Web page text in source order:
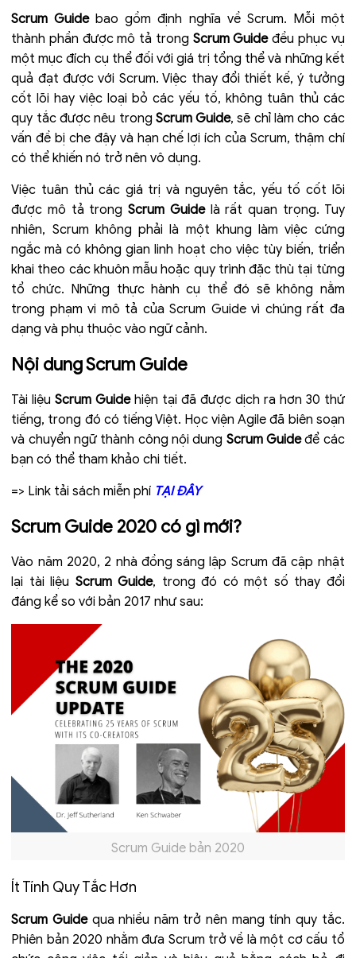
Scrum Guidebao gồm định nghĩa về Scrum. Mỗi một
thành phần được mô tả trong Scrum Guideđều phục vụ
một mục đích cụ thể đối với giá trị tổng thể và những kết
quả đạt được với Scrum. Việc thay đổi thiết kế, ý tưởng
cốt lõi hay việc loại bỏ các yếu tố, không tuân thủ các
quy tắc được nêu trong Scrum Guide, sẽ chỉ làm cho các
vấn đề bị che đậy và hạn chế lợi ích của Scrum, thậm chí
có thể khiến nó trở nên vô dụng.
Việc tuân thủ các giá trị và nguyên tắc, yếu tố cốt lõi
được mô tả trongScrum Guidelà rất quan trọng. Tuy
nhiên, Scrum không phải là một khung làm việc cứng
ngắc mà có không gian linh hoạt cho việc tùy biến, triển
khai theo các khuôn mẫu hoặc quy trình đặc thù tại từng
tổ chức. Những thực hành cụ thể đó sẽ không nằm
trong phạm vi mô tả của Scrum Guide vì chúng rất đa
dạng và phụ thuộc vào ngữ cảnh.
Nội dung Scrum Guide
Tài liệuScrum Guidehiện tại đã được dịch ra hơn 30 thứ
tiếng, trong đó có tiếng Việt. Học viện Agile đã biên soạn
và chuyển ngữ thành công nội dung Scrum Guideđể các
bạn có thể tham khảo chi tiết.
=> Link tải sách miễn phí TẠI ĐÂY
Scrum Guide 2020 có gì mới?
Vào năm 2020, 2 nhà đồng sáng lập Scrum đã cập nhật
lại tài liệu Scrum Guide, trong đó có một số thay đổi
đáng kể so với bản 2017 như sau:
Scrum Guide bản 2020
Ít Tính Quy Tắc Hơn
Scrum Guidequa nhiều năm trở nên mang tính quy tắc.
Phiên bản 2020 nhằm đưa Scrum trở về là một cơ cấu tổ